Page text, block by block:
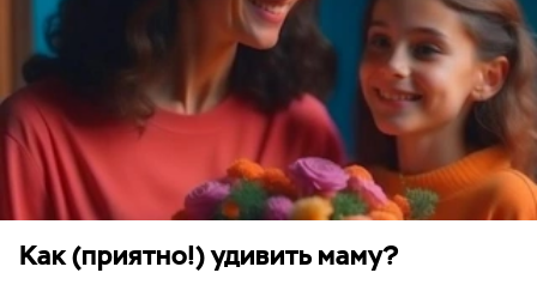
Как (приятно!) удивить маму?